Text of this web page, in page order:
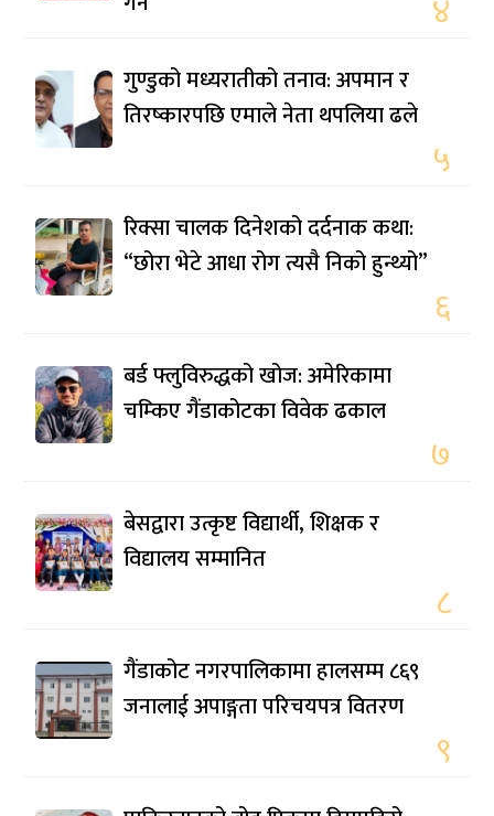
४
गुण्डुको मध्यरातीको तनाव: अपमान र
तिरष्कारपछि एमाले नेता थपलिया ढले
५
रिक्सा चालक दिनेशको दर्दनाक कथा:
“छोरा भेटे आधा रोग त्यसै निको हुन्थ्यो”
६
बर्ड फ्लुविरुद्धको खोज: अमेरिकामा
चम्किए गैंडाकोटका विवेक ढकाल
७
बेसद्वारा उत्कृष्ट विद्यार्थी, शिक्षक र
विद्यालय सम्मानित
८
गैंडाकोट नगरपालिकामा हालसम्म ८६९
जनालाई अपाङ्गता परिचयपत्र वितरण
९